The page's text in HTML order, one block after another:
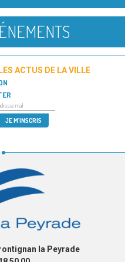
ACTUS DE LA VILLE
la Peyrade